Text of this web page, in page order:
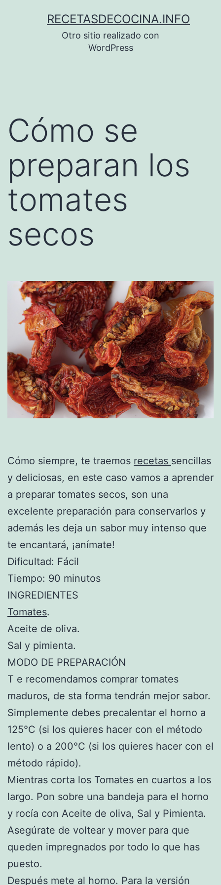
RECETASDECOCINA.INFO
Otro sitio realizado con
WordPress
Cómo se
preparan los
tomates
secos
Cómo siempre, te traemos recetas sencillas
y deliciosas, en este caso vamos a aprender
a preparar tomates secos, son una
excelente preparación para conservarlos y
además les deja un sabor muy intenso que
te encantará, ¡anímate!
Dificultad: Fácil
Tiempo: 90 minutos
INGREDIENTES
Tomates.
Aceite de oliva.
Sal y pimienta.
MODO DE PREPARACIÓN
T e recomendamos comprar tomates
maduros, de sta forma tendrán mejor sabor.
Simplemente debes precalentar el horno a
125°C (si los quieres hacer con el método
lento) o a 200°C (si los quieres hacer con el
método rápido).
Mientras corta los Tomates en cuartos a los
largo. Pon sobre una bandeja para el horno
y rocía con Aceite de oliva, Sal y Pimienta.
Asegúrate de voltear y mover para que
queden impregnados por todo lo que has
puesto.
Después mete al horno. Para la versión